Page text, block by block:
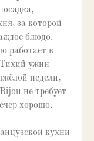
за которой
блюдо.
работает в
ужин
недели,
не требует
хорошо.
кухни